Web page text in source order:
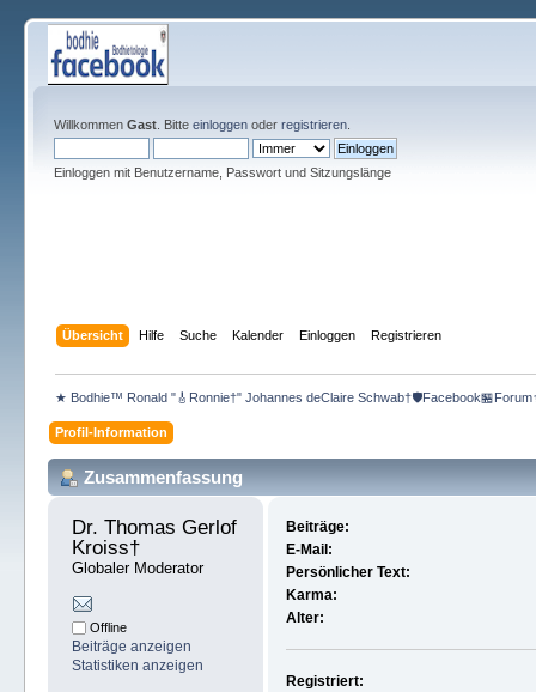
Willkommen Gast. Bitte einloggenoder registrieren.
Einloggen mit Benutzername, Passwort und Sitzungslänge
Übersicht Hilfe Suche Kalender Einloggen Registrieren
★ Bodhie™ Ronald "🎸Ronnie†" Johannes deClaire
Profil-Information
Zusammenfassung
Dr. Thomas Gerlof
Kroiss†
Globaler Moderator
Offline
Beiträge anzeigen
Statistiken anzeigen
Beiträge:
E-Mail:
Persönlicher Text:
Karma:
Alter:
Registriert: